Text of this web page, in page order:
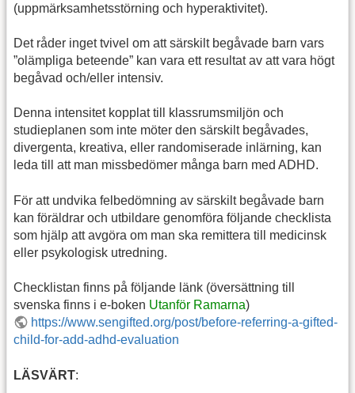
(uppmärksamhetsstörning och hyperaktivitet).
Det råder inget tvivel om att särskilt begåvade barn vars
”olämpliga beteende” kan vara ett resultat av att vara högt
begåvad och/eller intensiv.
Denna intensitet kopplat till klassrumsmiljön och
studieplanen som inte möter den särskilt begåvades,
divergenta, kreativa, eller randomiserade inlärning, kan
leda till att man missbedömer många barn med ADHD.
För att undvika felbedömning av särskilt begåvade barn
kan föräldrar och utbildare genomföra följande checklista
som hjälp att avgöra om man ska remittera till medicinsk
eller psykologisk utredning.
Checklistan finns på följande länk (översättning till
svenska finns i e-boken Utanför Ramarna)
https://www.sengifted.org/post/before-referring-a-gifted-
child-for-add-adhd-evaluation
LÄSVÄRT: